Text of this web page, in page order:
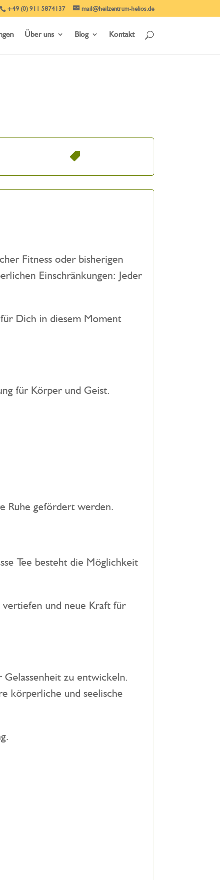
+49 (0) 911 5874137 mail@heilzentrum-helios.de
Über uns Blog Kontakt
Fitness oder bisherigen
Einschränkungen: Jeder
Dich in diesem Moment
für Körper und Geist.
Ruhe gefördert werden.
Tee besteht die Möglichkeit
und neue Kraft für
Gelassenheit zu entwickeln.
körperliche und seelische